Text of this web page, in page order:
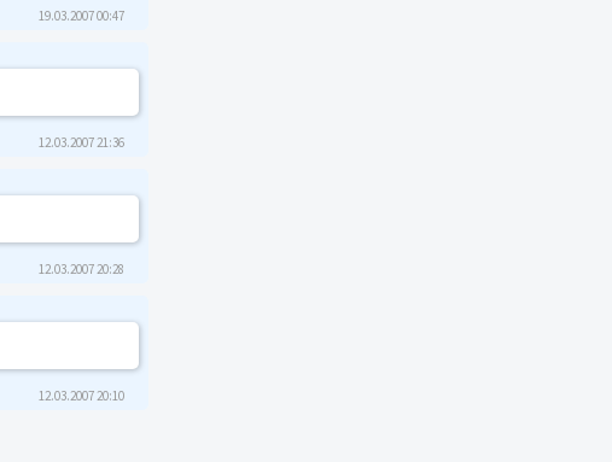
19.03.2007 00:47
12.03.2007 21:36
12.03.2007 20:28
12.03.2007 20:10